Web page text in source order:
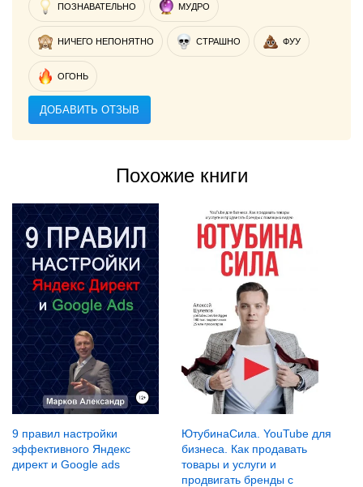
ПОЗНАВАТЕЛЬНО МУДРО
НИЧЕГО НЕПОНЯТНО СТРАШНО ФУУ
ОГОНЬ
ДОБАВИТЬ ОТЗЫВ
Похожие книги
9 правил настройки
эффективного Яндекс
директ и Google ads
ЮтубинаСила. YouTube для
бизнеса. Как продавать
товары и услуги и
продвигать бренды с